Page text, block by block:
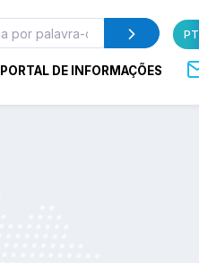
PORTAL DE INFORMAÇÕES